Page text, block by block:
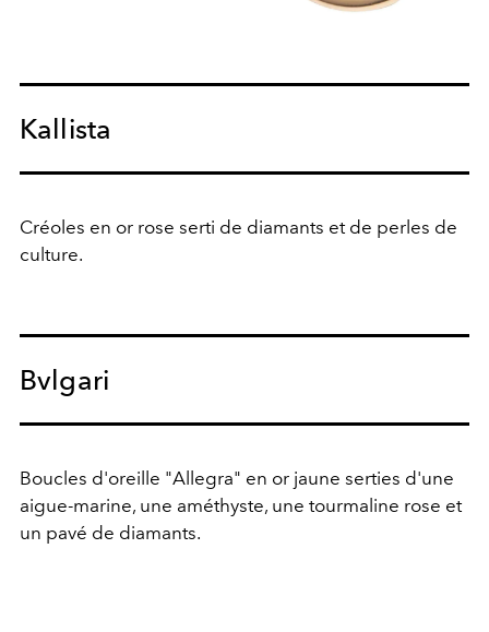
Kallista
Créoles en or rose serti de diamants et de perles de
culture.
Bvlgari
Boucles d'oreille "Allegra" en or jaune serties d'une
aigue-marine, une améthyste, une tourmaline rose et
un pavé de diamants.